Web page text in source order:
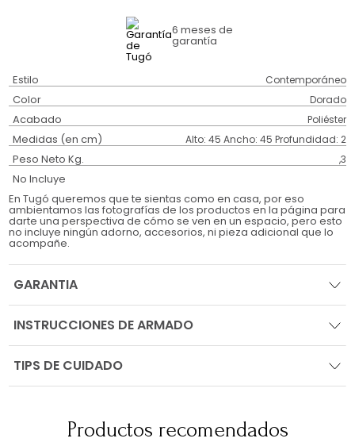
6 meses de
garantía
Estilo Contemporáneo
Color Dorado
Acabado Poliéster
Medidas (en cm) Alto: 45 Ancho: 45 Profundidad: 2
Peso Neto Kg. ,3
No Incluye
En Tugó queremos que te sientas como en casa, por eso
ambientamos las fotografías de los productos en la página para
darte una perspectiva de cómo se ven en un espacio, pero esto
no incluye ningún adorno, accesorios, ni pieza adicional que lo
acompañe.
GARANTIA
INSTRUCCIONES DE ARMADO
TIPS DE CUIDADO
Productos recomendados